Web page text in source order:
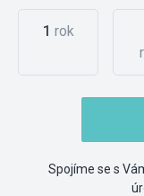
1 rok
Spojíme se s